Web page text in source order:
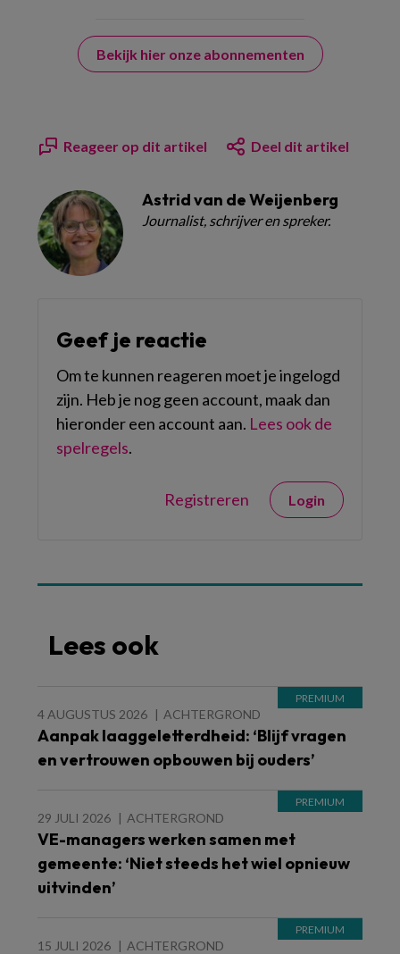
Bekijk hier onze abonnementen
Reageer op dit artikel Deel dit artikel
Astrid van de Weijenberg
Journalist, schrijver en spreker.
Geef je reactie
Om te kunnen reageren moet je ingelogd
zijn. Heb je nog geen account, maak dan
hieronder een account aan. Lees ook de
spelregels.
Registreren Login
Lees ook
4 AUGUSTUS 2026 ACHTERGROND
Aanpak laaggeletterdheid: ‘Blijf vragen
en vertrouwen opbouwen bij ouders’
29 JULI 2026 ACHTERGROND
VE-managers werken samen met
gemeente: ‘Niet steeds het wiel opnieuw
uitvinden’
15 JULI 2026 ACHTERGROND